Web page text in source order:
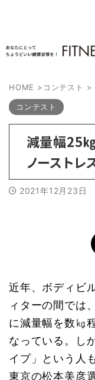
HOME > コンテスト >
コンテスト
減量幅25
ノーストレ
2021年12月23日
近年、ボディビ
ィターの間では
に減量幅を数㎏
なっている。し
イプ」という人
東京の松本美彦